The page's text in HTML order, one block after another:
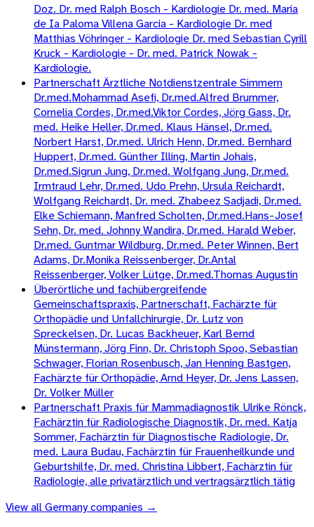
Doz. Dr. med Ralph Bosch - Kardiologie Dr. med. Maria
de Ia Paloma Villena Garcia - Kardiologie Dr. med
Matthias Vöhringer - Kardiologie Dr. med Sebastian Cyrill
Kruck - Kardiologie - Dr. med. Patrick Nowak -
Kardiologie.
Partnerschaft Ärztliche Notdienstzentrale Simmern
Dr.med.Mohammad Asefi, Dr.med.Alfred Brummer,
Cornelia Cordes, Dr.med.Viktor Cordes, Jörg Gass, Dr.
med. Heike Heller, Dr.med. Klaus Hänsel, Dr.med.
Norbert Harst, Dr.med. Ulrich Henn, Dr.med. Bernhard
Huppert, Dr.med. Günther Illing, Martin Johais,
Dr.med.Sigrun Jung, Dr.med. Wolfgang Jung, Dr.med.
Irmtraud Lehr, Dr.med. Udo Prehn, Ursula Reichardt,
Wolfgang Reichardt, Dr. med. Zhabeez Sadjadi, Dr.med.
Elke Schiemann, Manfred Scholten, Dr.med.Hans-Josef
Sehn, Dr. med. Johnny Wandira, Dr.med. Harald Weber,
Dr.med. Guntmar Wildburg, Dr.med. Peter Winnen, Bert
Adams, Dr.Monika Reissenberger, Dr.Antal
Reissenberger, Volker Lütge, Dr.med.Thomas Augustin
Überörtliche und fachübergreifende
Gemeinschaftspraxis, Partnerschaft, Fachärzte für
Orthopädie und Unfallchirurgie, Dr. Lutz von
Spreckelsen, Dr. Lucas Backheuer, Karl Bernd
Münstermann, Jörg Finn, Dr. Christoph Spoo, Sebastian
Schwager, Florian Rosenbusch, Jan Henning Bastgen,
Fachärzte für Orthopädie, Arnd Heyer, Dr. Jens Lassen,
Dr. Volker Müller
Partnerschaft Praxis für Mammadiagnostik Ulrike Rönck,
Fachärztin für Radiologische Diagnostik, Dr. med. Katja
Sommer, Fachärztin für Diagnostische Radiologie, Dr.
med. Laura Budau, Fachärztin für Frauenheilkunde und
Geburtshilfe, Dr. med. Christina Libbert, Fachärztin für
Radiologie, alle privatärztlich und vertragsärztlich tätig
View allGermanycompanies →